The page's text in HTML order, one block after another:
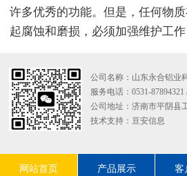
许多优秀的功能。但是，任何物质
起腐蚀和磨损，必须加强维护工作
公司名称：山东永合铝业
服务电话：0531-87894321
公司地址：济南市平阴县
技术支持： 亘安信息
网站首页 产品展示 客